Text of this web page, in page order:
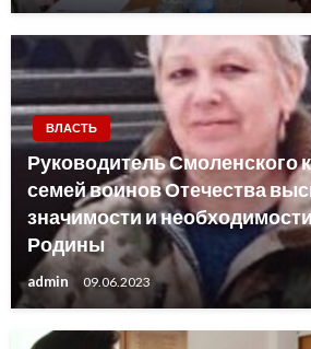
ВЛАСТЬ
Руководитель Смоленского
семей воинов Отечества
значимости и
Родины
admin 09.06.2023